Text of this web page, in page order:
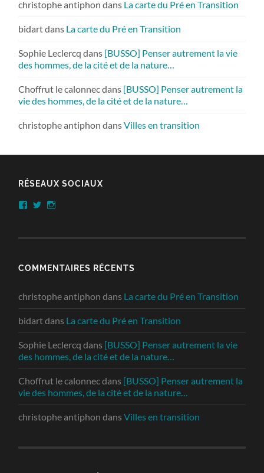
christophe antiphon dans La carte du Pré en Transition
bidartdans La carte du Pré en Transition
Sophie Leclercq dans [BUSSO] Penser autrement la vie
des hommes, de la cité et de la nature…
Choffrut le calonnecdans [BUSSO] Penser autrement la
vie des hommes, de la cité et de la nature…
christophe antiphon dansVilles en transition
RÉSEAUX SOCIAUX
Facebook
Twitter
COMMENTAIRES RÉCENTS
christophe antiphon dans La carte du Pré en Transition
bidartdans La carte du Pré en Transition
Sophie Leclercq dans [BUSSO] Penser autrement la vie
des hommes, de la cité et de la nature…
Choffrut le calonnecdans [BUSSO] Penser autrement la
vie des hommes, de la cité et de la nature…
christophe antiphon dansVilles en transition